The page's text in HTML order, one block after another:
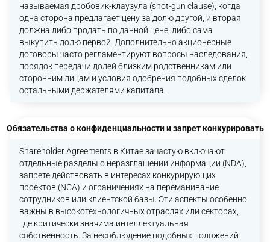
называемая дробовик-клаузула (shot-gun clause), когда
одна сторона предлагает цену за долю другой, и вторая
должна либо продать по данной цене, либо сама
выкупить долю первой. Дополнительно акционерные
договоры часто регламентируют вопросы наследования,
порядок передачи долей близким родственникам или
сторонним лицам и условия одобрения подобных сделок
остальными держателями капитала.
Обязательства о конфиденциальности и запрет конкурировать
Shareholder Agreements в Китае зачастую включают
отдельные разделы о неразглашении информации (NDA),
запрете действовать в интересах конкурирующих
проектов (NCA) и ограничениях на переманивание
сотрудников или клиентской базы. Эти аспекты особенно
важны в высокотехнологичных отраслях или секторах,
где критически значима интеллектуальная
собственность. За несоблюдение подобных положений